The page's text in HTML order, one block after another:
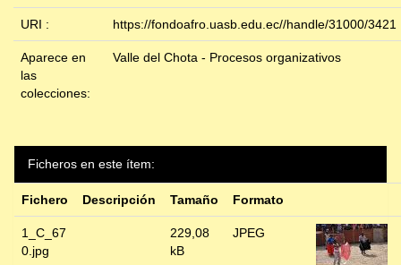
URI : https://fondoafro.uasb.edu.ec//handle/31000/3421
Aparece en
las
colecciones:
Valle del Chota - Procesos organizativos
Ficheros en este ítem:
Fichero Descripción Tamaño Formato
1_C_67
0.jpg
229,08
kB
JPEG